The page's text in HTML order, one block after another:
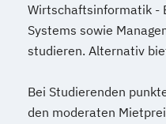
Wirtschaftsinformatik -
Systems sowie
studieren. Alternativ
Bei Studierenden
den moderaten